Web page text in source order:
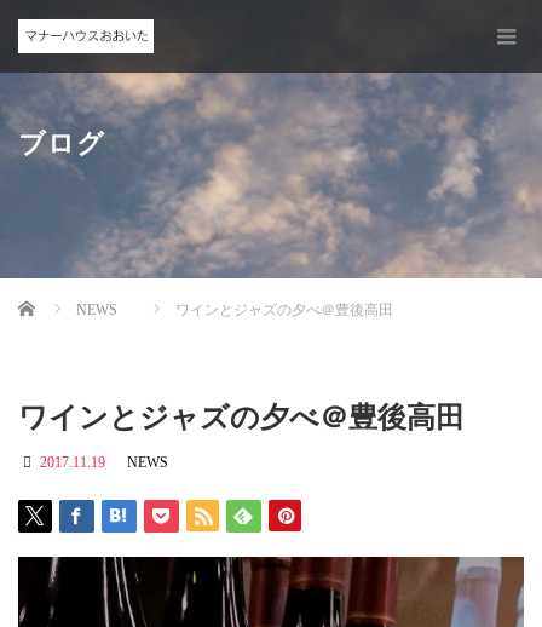
ブログ
Home NEWS ワインとジャズの夕べ＠豊後高田
ワインとジャズの夕べ＠豊後高田
2017.11.19 NEWS